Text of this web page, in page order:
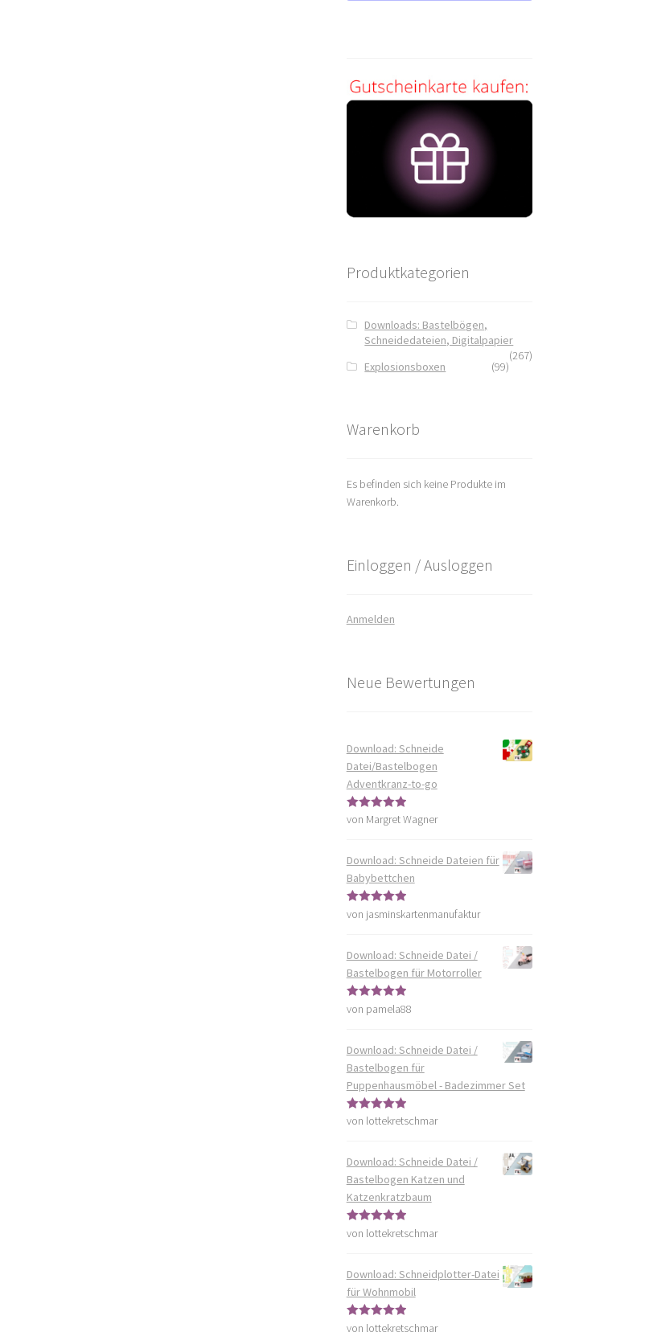
Produktkategorien
Downloads: Bastelbögen,
Schneidedateien, Digitalpapier
(267)
Explosionsboxen (99)
Warenkorb
Es befinden sich keine Produkte im
Warenkorb.
Einloggen / Ausloggen
Anmelden
Neue Bewertungen
Download: Schneide
Datei/Bastelbogen
Adventkranz-to-go
Bewertet mit
von Margret Wagner
Download: Schneide Dateien für
Babybettchen
Bewertet mit
von jasminskartenmanufaktur
Download: Schneide Datei /
Bastelbogen für Motorroller
Bewertet mit
von pamela88
Download: Schneide Datei /
Bastelbogen für
Puppenhausmöbel - Badezimmer Set
Bewertet mit
von lottekretschmar
Download: Schneide Datei /
Bastelbogen Katzen und
Katzenkratzbaum
Bewertet mit
von lottekretschmar
Download: Schneidplotter-Datei
für Wohnmobil
Bewertet mit
von lottekretschmar